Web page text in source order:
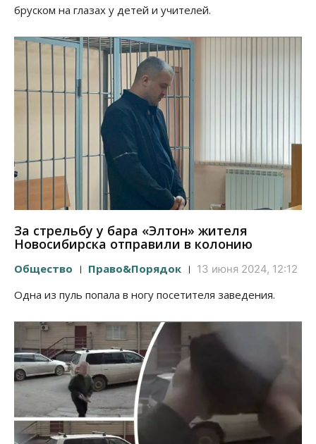
бруском на глазах у детей и учителей.
За стрельбу у бара «Элтон» жителя
Новосибирска отправили в колонию
Общество Право&Порядок 13 июня 2024, 12:12
Одна из пуль попала в ногу посетителя заведения.